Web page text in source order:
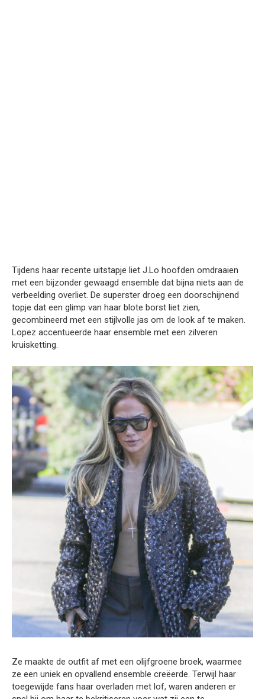
Tijdens haar recente uitstapje liet J.Lo hoofden omdraaien
met een bijzonder gewaagd ensemble dat bijna niets aan de
verbeelding overliet. De superster droeg een doorschijnend
topje dat een glimp van haar blote borst liet zien,
gecombineerd met een stijlvolle jas om de look af te maken.
Lopez accentueerde haar ensemble met een zilveren
kruisketting.
Ze maakte de outfit af met een olijfgroene broek, waarmee
ze een uniek en opvallend ensemble creëerde. Terwijl haar
toegewijde fans haar overladen met lof, waren anderen er